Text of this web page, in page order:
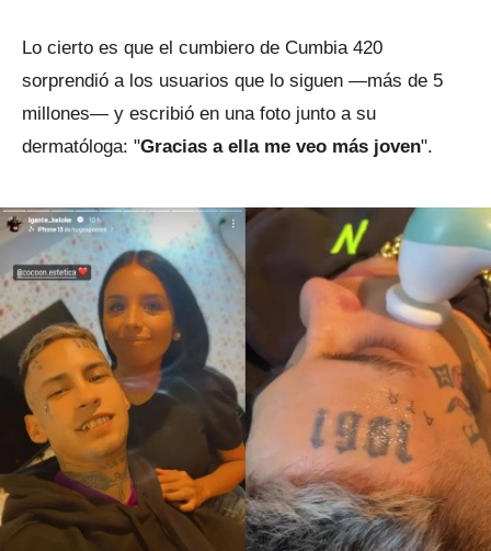
Lo cierto es que el cumbiero de Cumbia 420
sorprendió a los usuarios que lo siguen —más de 5
millones— y escribió en una foto junto a su
dermatóloga: "Gracias a ella me veo más joven".